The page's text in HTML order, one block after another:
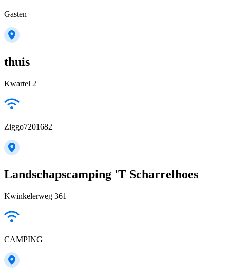
Gasten
thuis
Kwartel 2
Ziggo7201682
Landschapscamping 'T Scharrelhoes
Kwinkelerweg 361
CAMPING